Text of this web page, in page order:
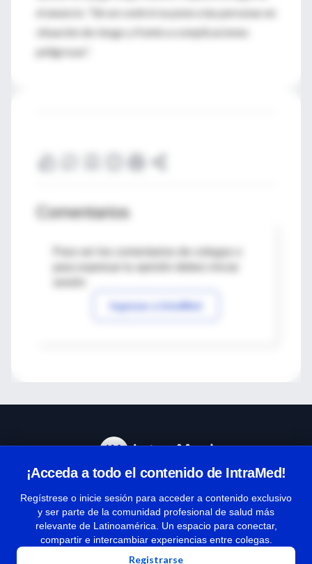
el anuncio. “Sin un control se pone a las personas en
situación de riesgo y frente a complicaciones
peligrosas”.
Comentarios
Para ver los comentarios de colegas o
Ingresar a IntraMed
¡Acceda a todo el contenido de IntraMed!
Regístrese o inicie sesión para acceder a contenido exclusivo
y ser parte de la comunidad profesional de salud más
relevante de Latinoamérica. Un espacio para conectar,
compartir e intercambiar experiencias entre colegas.
Registrarse
Términos y condiciones
| Políticas de privacidad
| Todos los derechos reservados | Copyright 1997-2026